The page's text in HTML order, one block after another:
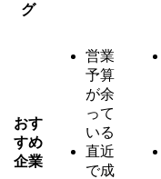
グ
おす
すめ
企業
営業
予算
が余
って
いる
直近
で成